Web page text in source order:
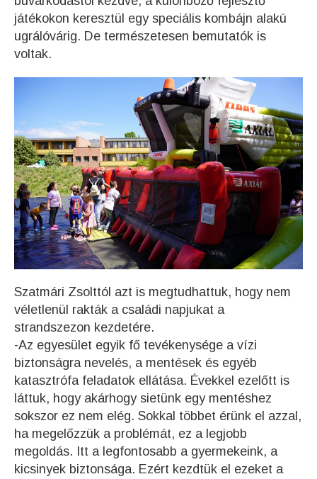
játékokon keresztül egy speciális kombájn alakú
ugrálóvárig. De természetesen bemutatók is
voltak.
Szatmári Zsolttól azt is megtudhattuk, hogy nem
véletlenül rakták a családi napjukat a
strandszezon kezdetére.
-Az egyesület egyik fő tevékenysége a vízi
biztonságra nevelés, a mentések és egyéb
katasztrófa feladatok ellátása. Évekkel ezelőtt is
láttuk, hogy akárhogy sietünk egy mentéshez
sokszor ez nem elég. Sokkal többet érünk el azzal,
ha megelőzzük a problémát, ez a legjobb
megoldás. Itt a legfontosabb a gyermekeink, a
kicsinyek biztonsága. Ezért kezdtük el ezeket a